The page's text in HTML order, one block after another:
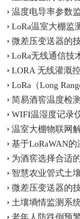
温度电导率参数
LoRa温室大棚监
微差压变送器的
LoRa无线通信技
LORA 无线灌溉
案
LoRa（Long
简易酒窖温度检
WIFI温湿度记录
温室大棚物联网
基于LoRaWAN
为酒窖选择合适
智慧农业‌管式土
微差压变送器的
土壤墒情监测系